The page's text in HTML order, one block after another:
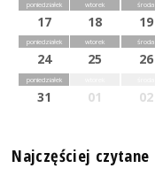
poniedziałek
17
wtorek
18
środa
19
poniedziałek
24
wtorek
25
środa
26
poniedziałek
31 01 02
Najczęściej czytane